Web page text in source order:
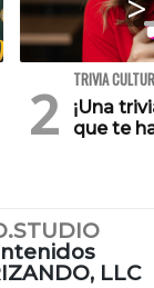
TRIVIA
¡Una
que te
LLC